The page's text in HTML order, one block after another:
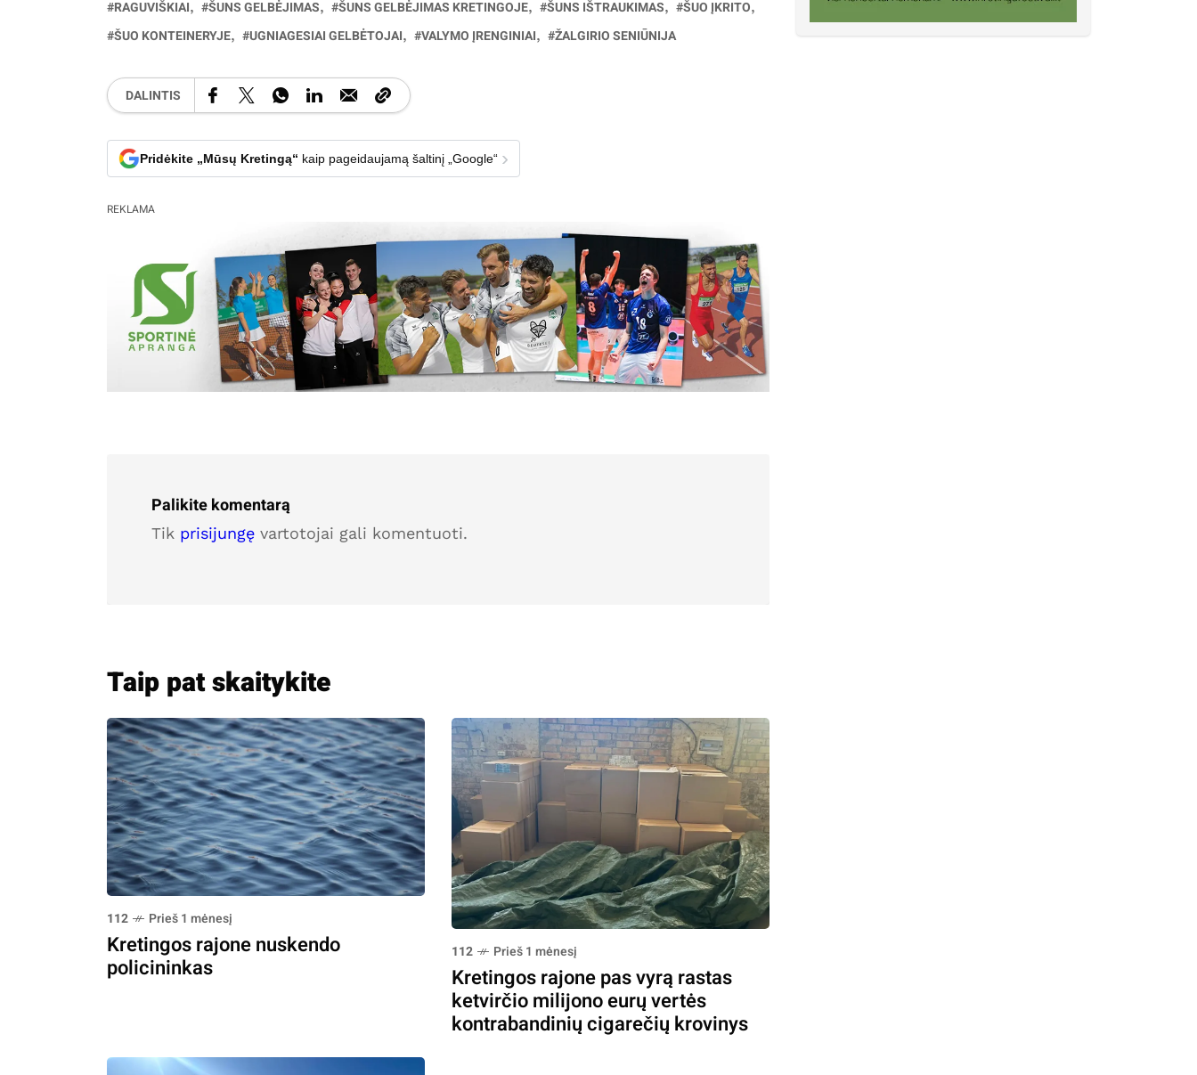
RAGUVIŠKIAI
ŠUNS GELBĖJIMAS ŠUNS GELBĖJIMAS KRETINGOJE ŠUNS IŠTRAUKIMAS
ŠUO ĮKRITO
ŠUO KONTEINERYJE
UGNIAGESIAI GELBĖTOJAI VALYMO ĮRENGINIAI ŽALGIRIO SENIŪNIJA
DALINTIS
Pridėkite „Mūsų Kretingą“ kaip pageidaujamą šaltinį „Google“ ›
REKLAMA
Palikite komentarą
Tik prisijungę vartotojai gali komentuoti.
Taip pat skaitykite
112 Prieš 1 mėnesį
Kretingos rajone nuskendo
policininkas
112 Prieš 1 mėnesį
Kretingos rajone pas vyrą rastas
ketvirčio milijono eurų vertės
kontrabandinių cigarečių krovinys